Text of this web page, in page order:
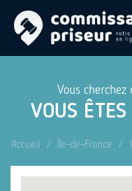
Vous
VOUS
Accueil Île-de-France